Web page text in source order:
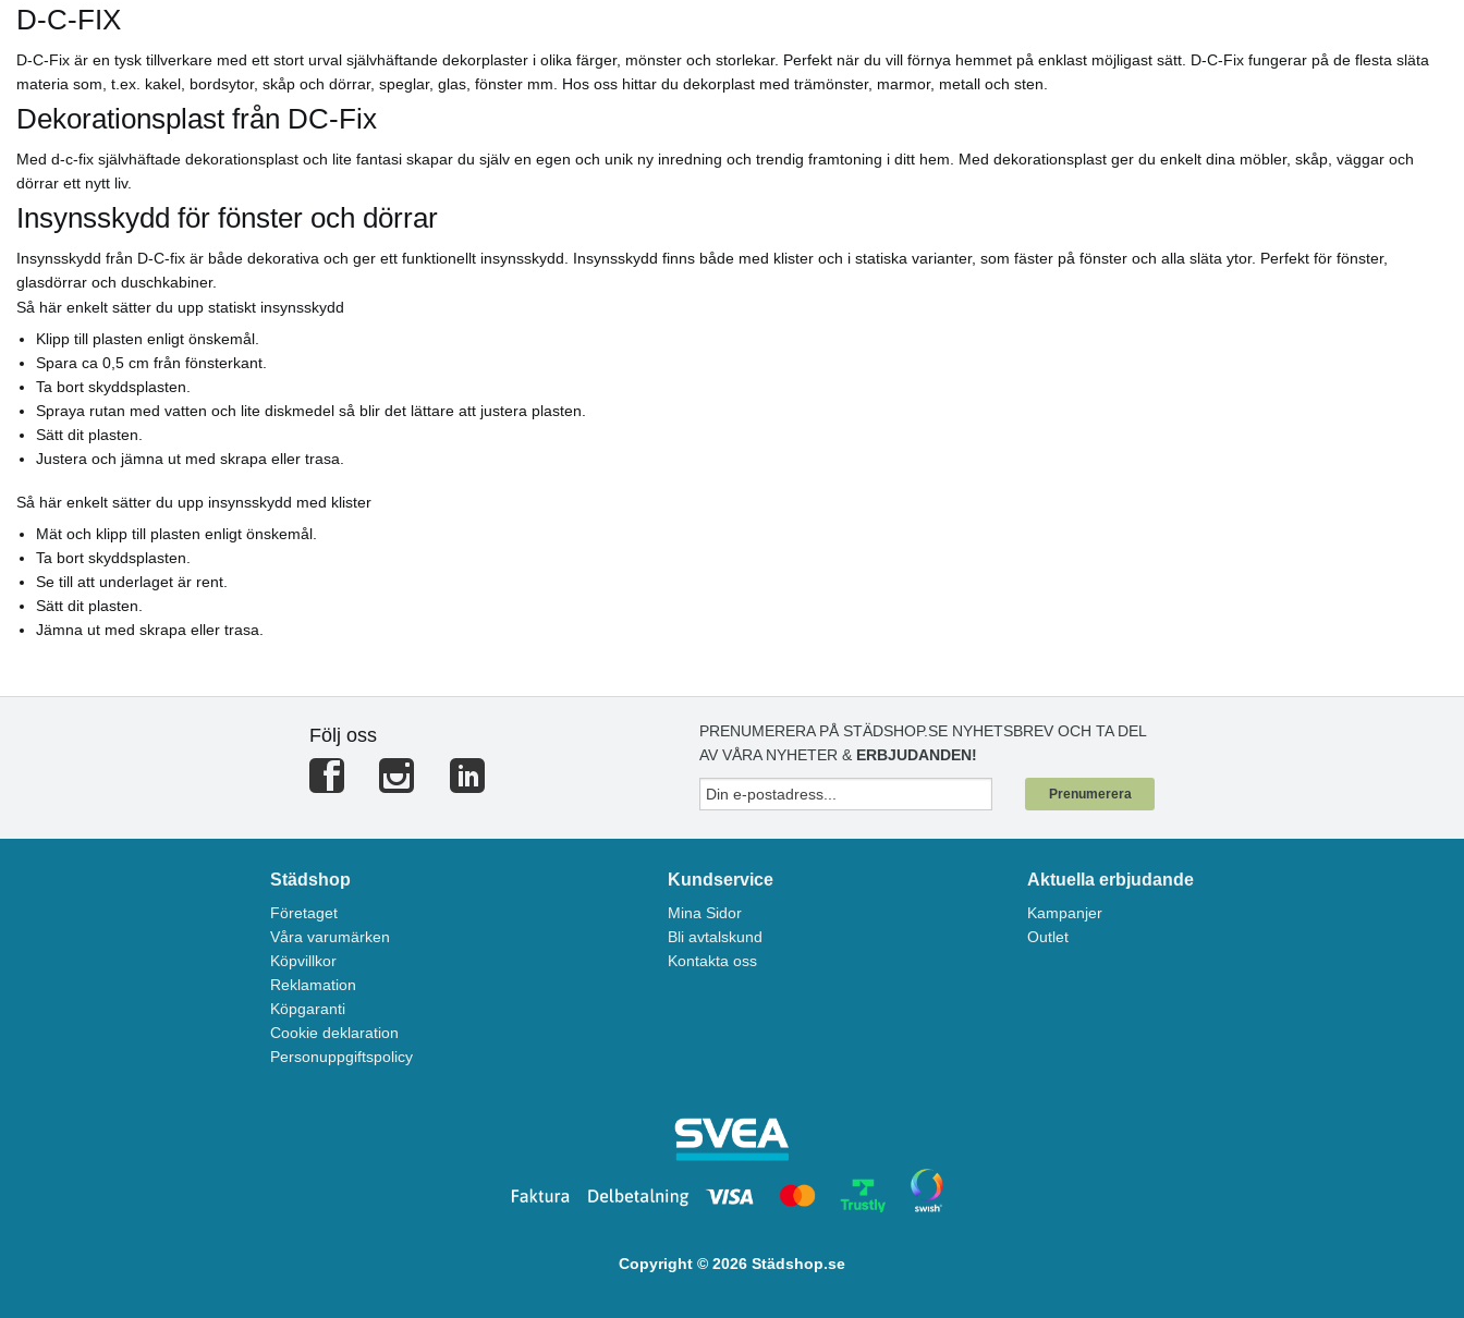
D-C-FIX
D-C-Fix är en tysk tillverkare med ett stort urval självhäftande dekorplaster i olika färger, mönster och storlekar. Perfekt när du vill förnya hemmet på enklast möjligast sätt. D-C-Fix fungerar på de flesta släta
materia som, t.ex. kakel, bordsytor, skåp och dörrar, speglar, glas, fönster mm. Hos oss hittar du dekorplast med trämönster, marmor, metall och sten.
Dekorationsplast från DC-Fix
Med d-c-fix självhäftade dekorationsplast och lite fantasi skapar du själv en egen och unik ny inredning och trendig framtoning i ditt hem. Med dekorationsplast ger du enkelt dina möbler, skåp, väggar och
dörrar ett nytt liv.
Insynsskydd för fönster och dörrar
Insynsskydd från D-C-fix är både dekorativa och ger ett funktionellt insynsskydd. Insynsskydd finns både med klister och i statiska varianter, som fäster på fönster och alla släta ytor. Perfekt för fönster,
glasdörrar och duschkabiner.
Så här enkelt sätter du upp statiskt insynsskydd
Klipp till plasten enligt önskemål.
Spara ca 0,5 cm från fönsterkant.
Ta bort skyddsplasten.
Spraya rutan med vatten och lite diskmedel så blir det lättare att justera plasten.
Sätt dit plasten.
Justera och jämna ut med skrapa eller trasa.
Så här enkelt sätter du upp insynsskydd med klister
Mät och klipp till plasten enligt önskemål.
Ta bort skyddsplasten.
Se till att underlaget är rent.
Sätt dit plasten.
Jämna ut med skrapa eller trasa.
Följ oss
PRENUMERERA PÅ STÄDSHOP.SE NYHETSBREV OCH TA DEL
AV VÅRA NYHETER & ERBJUDANDEN!
Prenumerera
Städshop
Företaget
Våra varumärken
Köpvillkor
Reklamation
Köpgaranti
Cookie deklaration
Personuppgiftspolicy
Kundservice
Mina Sidor
Bli avtalskund
Kontakta oss
Aktuella erbjudande
Kampanjer
Outlet
Copyright © 2026 Städshop.se